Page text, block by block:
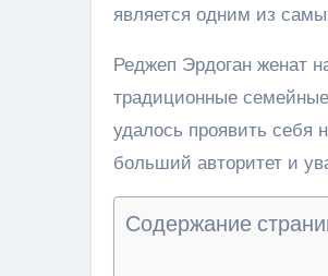
является одним из
Реджеп Эрдоган женат
традиционные
удалось проявить себя
больший авторитет и
Содержание